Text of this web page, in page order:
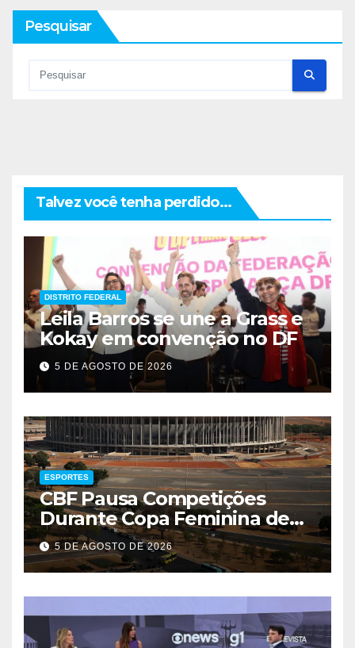
Pesquisar
Talvez você tenha perdido...
DISTRITO FEDERAL
Leila Barros se une a Grass e
Kokay em convenção no DF
5 DE AGOSTO DE 2026
ESPORTES
CBF Pausa Competições
Durante Copa Feminina de
2027
5 DE AGOSTO DE 2026